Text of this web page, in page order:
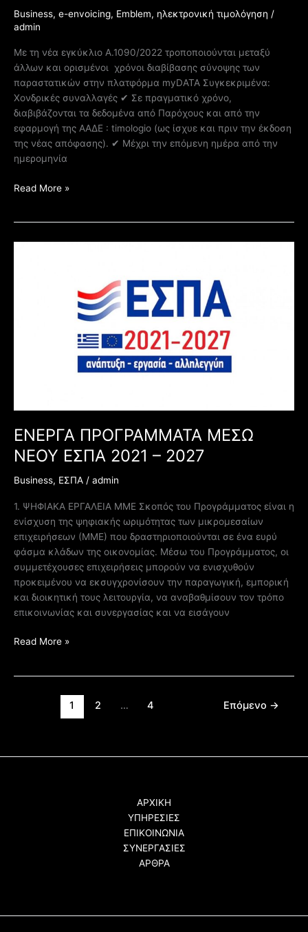
Business, e-envoicing, Emblem, ηλεκτρονική τιμολόγηση /
admin
Με τη νέα εγκύκλιο Α.1090/2022 τροποποιούνται μεταξύ
άλλων και ορισμένοι χρόνοι διαβίβασης σύνοψης των
παραστατικών στην πλατφόρμα myDATA Συγκεκριμένα:
Χονδρικές συναλλαγές ✔ Σε πραγματικό χρόνο,
διαβιβάζονται τα δεδομένα από Παρόχους και από την
εφαρμογή της ΑΑΔΕ : timologio (ως ίσχυε και πριν την έκδοση
της νέας απόφασης). ✔ Μέχρι την επόμενη ημέρα από την
ημερομηνία
Read More »
ΕΝΕΡΓΑ ΠΡΟΓΡΑΜΜΑΤΑ ΜΕΣΩ
ΝΕΟΥ ΕΣΠΑ 2021 – 2027
Business, ΕΣΠΑ / admin
1. ΨΗΦΙΑΚΑ ΕΡΓΑΛΕΙΑ ΜΜΕ Σκοπός του Προγράμματος είναι η
ενίσχυση της ψηφιακής ωριμότητας των μικρομεσαίων
επιχειρήσεων (ΜΜΕ) που δραστηριοποιούνται σε ένα ευρύ
φάσμα κλάδων της οικονομίας. Μέσω του Προγράμματος, οι
συμμετέχουσες επιχειρήσεις μπορούν να ενισχυθούν
προκειμένου να εκσυγχρονίσουν την παραγωγική, εμπορική
και διοικητική τους λειτουργία, να αναβαθμίσουν τον τρόπο
επικοινωνίας και συνεργασίας και να εισάγουν
Read More »
1 2 … 4 Επόμενο →
ΑΡΧΙΚΗ
ΥΠΗΡΕΣΙΕΣ
ΕΠΙΚΟΙΝΩΝΙΑ
ΣΥΝΕΡΓΑΣΙΕΣ
ΑΡΘΡΑ